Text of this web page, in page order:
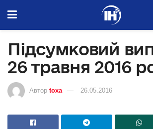
Підсумковий
26 травня 2016
Автор toxa 26.05.2016